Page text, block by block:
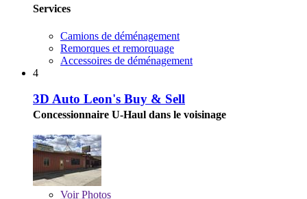
Services
Camions de déménagement
Remorques et remorquage
Accessoires de déménagement
4
3D Auto Leon's Buy & Sell
Concessionnaire U-Haul dans le voisinage
VoirPhotos